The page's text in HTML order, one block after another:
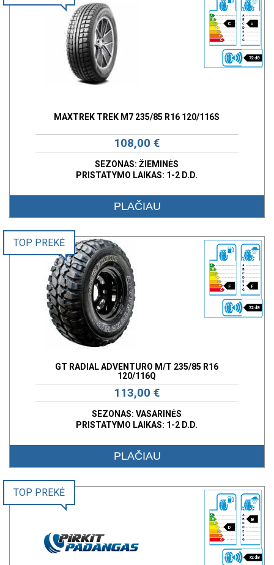
C c
72 dB
MAXTREK TREK M7 235/85 R16 120/116S
108,00 €
SEZONAS: ŽIEMINĖS
PRISTATYMO LAIKAS: 1-2 D.D.
PLAČIAU
F F
72 dB
TOP PREKĖ
GT RADIAL ADVENTURO M/T 235/85 R16
120/116Q
113,00 €
SEZONAS: VASARINĖS
PRISTATYMO LAIKAS: 1-2 D.D.
PLAČIAU
D
B
72 dB
TOP PREKĖ